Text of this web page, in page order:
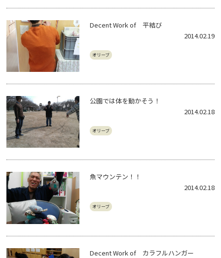
Decent Work of 平結び
2014.02.19
オリーブ
公園では体を動かそう！
2014.02.18
オリーブ
魚マウンテン！！
2014.02.18
オリーブ
Decent Work of カラフルハンガー